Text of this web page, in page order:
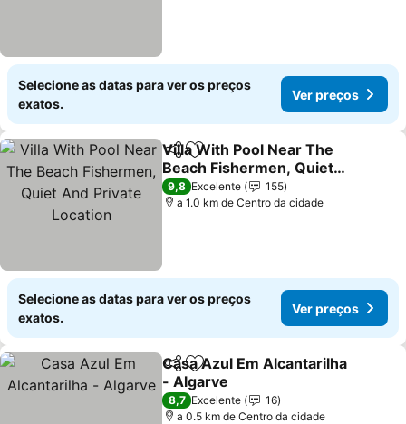
Selecione as datas para ver os preços
exatos.
Ver preços
PartilharAdicionar aos favoritos
Villa With Pool Near The
Beach Fishermen, Quiet
And Private Location
Ver preços
9,8 Excelente
155
a 1.0 km de Centro da cidade
Selecione as datas para ver os preços
exatos.
Ver preços
PartilharAdicionar aos favoritos
Casa Azul Em Alcantarilha
- Algarve
Ver preços
8,7 Excelente
16
a 0.5 km de Centro da cidade